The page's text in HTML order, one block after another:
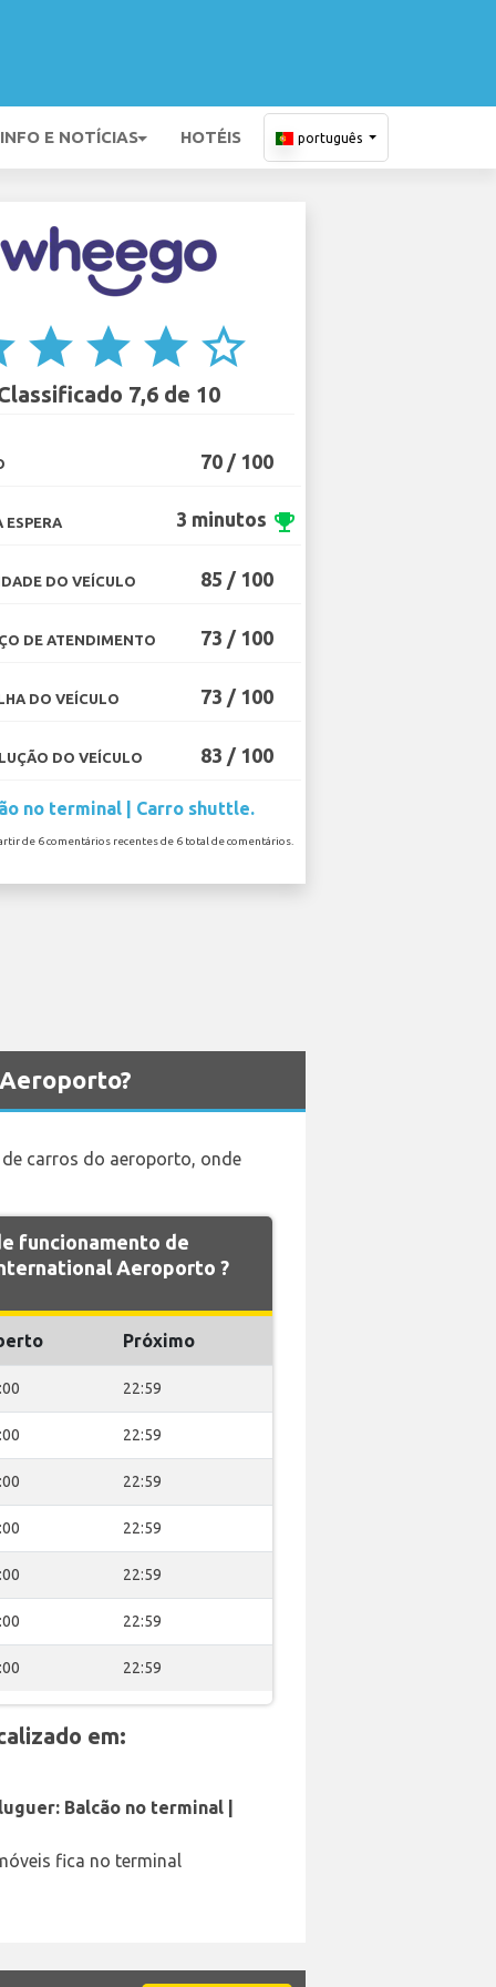
INFO E NOTÍCIAS HOTÉIS português
star star star star_border
7,6 de 10
70 / 100
ESPERA 3 minutos emoji_events
DO VEÍCULO 85 / 100
DE ATENDIMENTO 73 / 100
DO VEÍCULO 73 / 100
DO VEÍCULO 83 / 100
no terminal | Carro shuttle.
de 6 comentários recentes de 6 total de comentários.
de carros do aeroporto, onde
funcionamento de
Aeroporto ?
Próximo
22:59
22:59
22:59
22:59
22:59
22:59
22:59
em:
Balcão no terminal |
fica no terminal